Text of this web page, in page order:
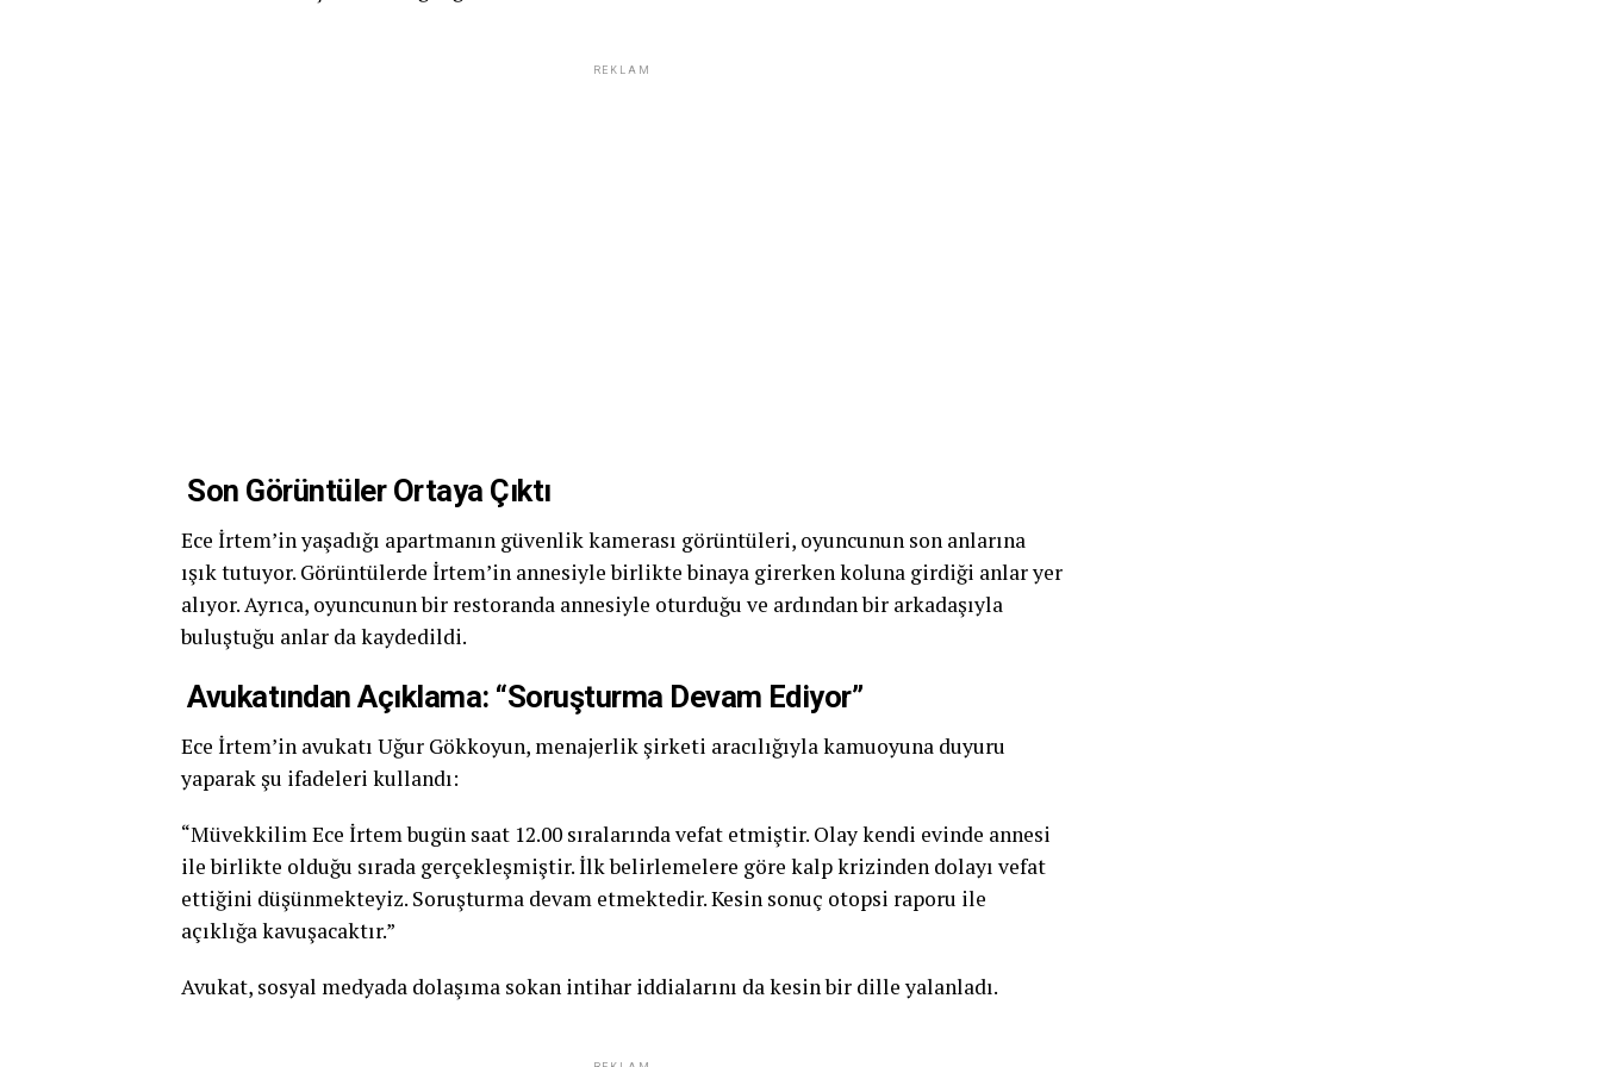
REKLAM
Son Görüntüler Ortaya Çıktı
Ece İrtem’in yaşadığı apartmanın güvenlik kamerası görüntüleri, oyuncunun son anlarına
ışık tutuyor. Görüntülerde İrtem’in annesiyle birlikte binaya girerken koluna girdiği anlar yer
alıyor. Ayrıca, oyuncunun bir restoranda annesiyle oturduğu ve ardından bir arkadaşıyla
buluştuğu anlar da kaydedildi.
Avukatından Açıklama: “Soruşturma Devam Ediyor”
Ece İrtem’in avukatı Uğur Gökkoyun, menajerlik şirketi aracılığıyla kamuoyuna duyuru
yaparak şu ifadeleri kullandı:
“Müvekkilim Ece İrtem bugün saat 12.00 sıralarında vefat etmiştir. Olay kendi evinde annesi
ile birlikte olduğu sırada gerçekleşmiştir. İlk belirlemelere göre kalp krizinden dolayı vefat
ettiğini düşünmekteyiz. Soruşturma devam etmektedir. Kesin sonuç otopsi raporu ile
açıklığa kavuşacaktır.”
Avukat, sosyal medyada dolaşıma sokan intihar iddialarını da kesin bir dille yalanladı.